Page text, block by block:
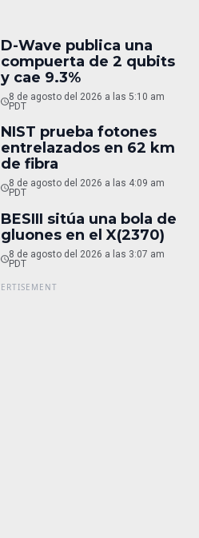
D-Wave publica una
compuerta de 2 qubits
y cae 9.3%
8 de agosto del 2026 a las 5:10 am
PDT
NIST prueba fotones
entrelazados en 62 km
de fibra
8 de agosto del 2026 a las 4:09 am
PDT
BESIII sitúa una bola de
gluones en el X(2370)
8 de agosto del 2026 a las 3:07 am
PDT